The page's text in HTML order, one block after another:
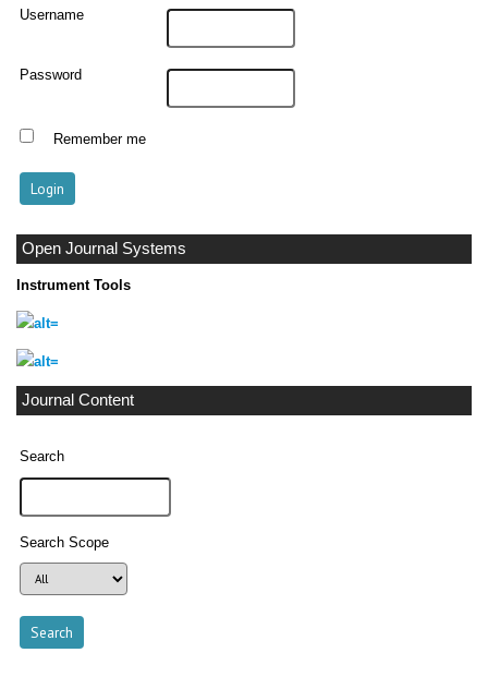
Username
Password
Remember me
Open Journal Systems
Instrument Tools
Journal Content
Search
Search Scope